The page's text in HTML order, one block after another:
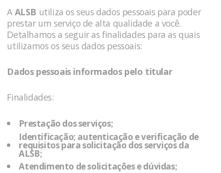
A ALSB utiliza os seus dados pessoais para poder
prestar um serviço de alta qualidade a você.
Detalhamos a seguir as finalidades para as quais
utilizamos os seus dados pessoais:
Dados pessoais informados pelo titular
Finalidades:
Prestação dos serviços;
Identificação; autenticação e verificação de
requisitos para solicitação dos serviços da
ALSB;
Atendimento de solicitações e dúvidas;